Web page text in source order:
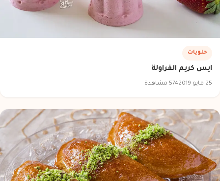
حلويات
ايس كريم الفراولة
25 مايو 2019 574 مشاهدة